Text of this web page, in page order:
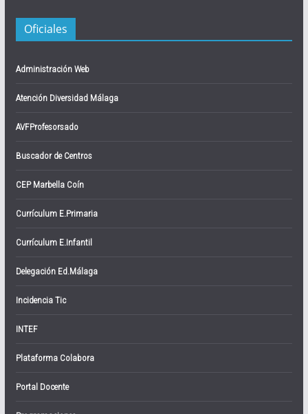
Oficiales
Administración Web
Atención Diversidad Málaga
AVFProfesorsado
Buscador de Centros
CEP Marbella Coín
Currículum E.Primaria
Currículum E.Infantil
Delegación Ed.Málaga
Incidencia Tic
INTEF
Plataforma Colabora
Portal Docente